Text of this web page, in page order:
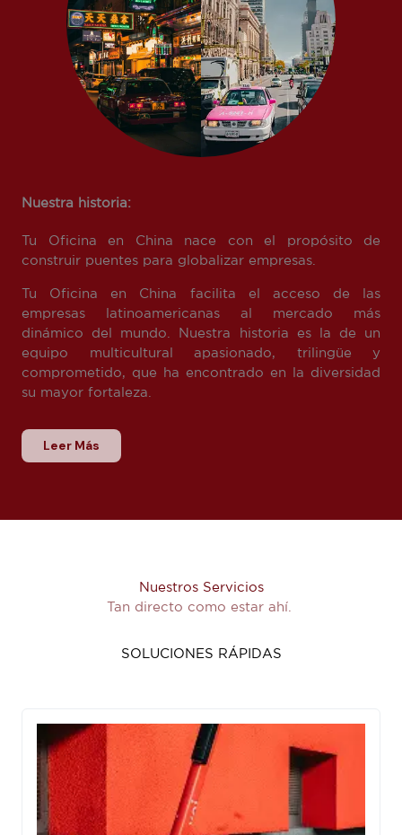
Nuestra historia:
Tu Oficina en China nace con el propósito de
construir puentes para globalizar empresas.
Tu Oficina en China facilita el acceso de las
empresas latinoamericanas al mercado más
dinámico del mundo. Nuestra historia es la de un
equipo multicultural apasionado, trilingüe y
comprometido, que ha encontrado en la diversidad
su mayor fortaleza.
Leer Más
Nuestros Servicios
Tan directo como estar ahí.
SOLUCIONES RÁPIDAS